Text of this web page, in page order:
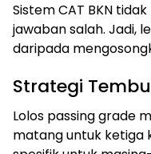
Sistem CAT BKN
jawaban salah. Jadi,
daripada
Strategi
Lolos passing grade
matang untuk ketiga